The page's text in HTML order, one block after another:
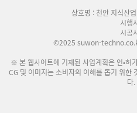
상호명 : 천안 지식산
시행
시공
©2025 suwon-
※ 본 웹사이트에 기재된 사업계획은 인•허
CG 및 이미지는 소비자의 이해를 돕기 위한
다.